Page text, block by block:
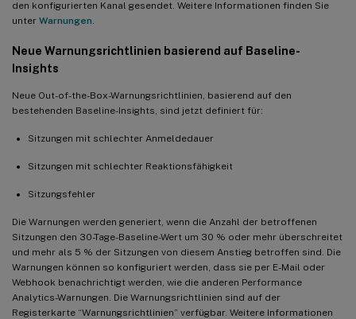
den konfigurierten Kanal gesendet. Weitere Informationen finden Sie
unter Warnungen
Neue Warnungsrichtlinien basierend auf Baseline-
Insights
Neue Out-of-the-Box-Warnungsrichtlinien, basierend auf den
bestehenden Baseline-Insights, sind jetzt definiert für:
Sitzungen mit schlechter Anmeldedauer
Sitzungen mit schlechter Reaktionsfähigkeit
Sitzungsfehler
Die Warnungen werden generiert, wenn die Anzahl der betroffenen
Sitzungen den 30-Tage-Baseline-Wert um 30 % oder mehr überschreitet
und mehr als 5 % der Sitzungen von diesem Anstieg betroffen sind. Die
Warnungen können so konfiguriert werden, dass sie per E-Mail oder
Webhook benachrichtigt werden, wie die anderen Performance
Analytics-Warnungen. Die Warnungsrichtlinien sind auf der
Registerkarte “Warnungsrichtlinien” verfügbar. Weitere Informationen